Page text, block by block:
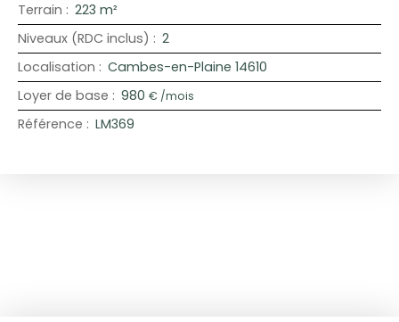
Terrain : 223 m²
Niveaux (RDC inclus) : 2
Localisation : Cambes-en-Plaine 14610
Loyer de base : 980 € /mois
Référence : LM369